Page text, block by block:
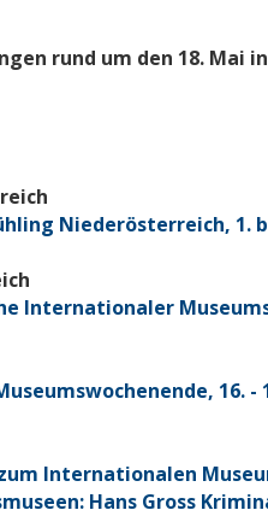
rund um den 18. Mai
Niederösterreich, 1.
Internationaler
16. -
Internationalen
Hans Gross